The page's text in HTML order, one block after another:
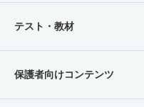
テスト・教材
保護者向けコンテンツ